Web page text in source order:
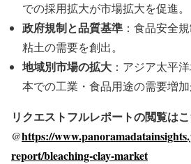
での採用拡大が市場拡大を促進。
政府規制と品質基準 ：食品安全
粘土の需要を創出。
地域別市場の拡大 ：アジア太平
本での工業・食品用途の需要増加
リクエストフルレポートの閲覧は
@https://
report/bleaching-clay-market